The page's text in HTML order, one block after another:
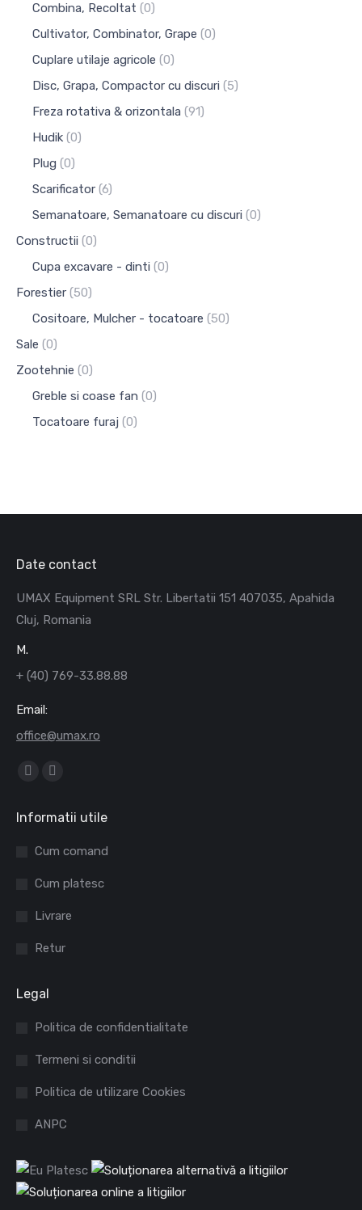
Combina, Recoltat (0)
Cultivator, Combinator, Grape (0)
Cuplare utilaje agricole (0)
Disc, Grapa, Compactor cu discuri (5)
Freza rotativa & orizontala (91)
Hudik (0)
Plug (0)
Scarificator (6)
Semanatoare, Semanatoare cu discuri (0)
Constructii (0)
Cupa excavare - dinti (0)
Forestier (50)
Cositoare, Mulcher - tocatoare (50)
Sale (0)
Zootehnie (0)
Greble si coase fan (0)
Tocatoare furaj (0)
Date contact
UMAX Equipment SRL Str. Libertatii 151 407035, Apahida
Cluj, Romania
M.
+ (40) 769-33.88.88
Email:
office@umax.ro
Find us on:
opens
in
window
opens
window
Informatii utile
Cum comand
Cum platesc
Livrare
Retur
Legal
Politica de confidentialitate
Termeni si conditii
Politica de utilizare Cookies
ANPC